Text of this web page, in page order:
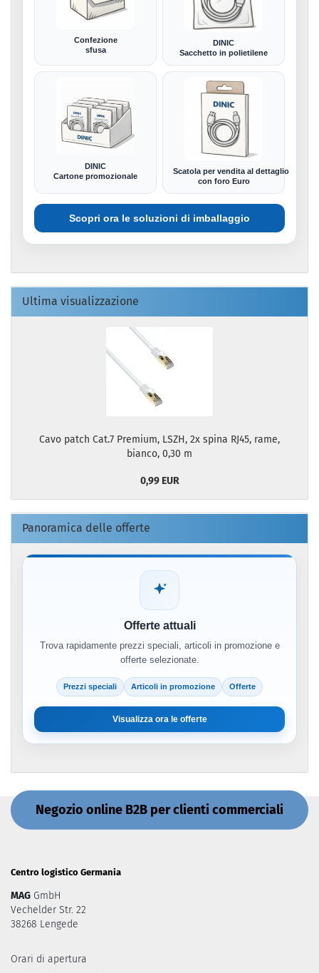
Confezione
sfusa
DINIC
Sacchetto in polietilene
DINIC
Cartone promozionale
Scatola per vendita al dettaglio
con foro Euro
Scopri ora le soluzioni di imballaggio
Ultima visualizzazione
Cavo patch Cat.7 Premium, LSZH, 2x spina RJ45, rame,
bianco, 0,30 m
0,99 EUR
Panoramica delle offerte
Offerte attuali
Trova rapidamente prezzi speciali, articoli in promozione e
offerte selezionate.
Prezzi speciali Articoli in promozione Offerte
Visualizza ora le offerte
Negozio online B2B per clienti commerciali
Centro logistico Germania
MAG GmbH
Vechelder Str. 22
38268 Lengede
Orari di apertura